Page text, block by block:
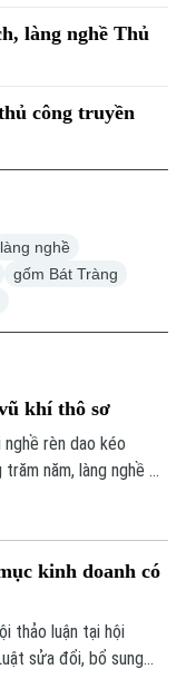
làng nghề Thủ
công truyền
làng nghề
gốm Bát Tràng
khí thô sơ
rèn dao kéo
năm, làng nghề Đa
vũ khí thô sơ, dao
kinh doanh có
thảo luận tại hội
sửa đổi, bổ sung